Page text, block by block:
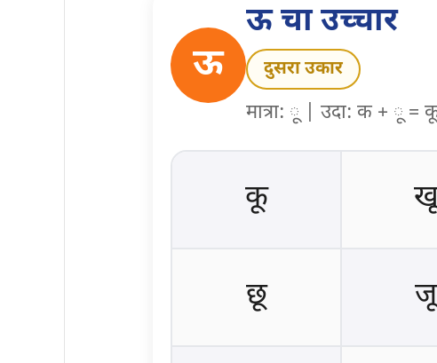
ऊ
ऊ चा उच्चार
दुसरा उकार
मात्रा: ू | उदा: क + ू =
कू
छू जू